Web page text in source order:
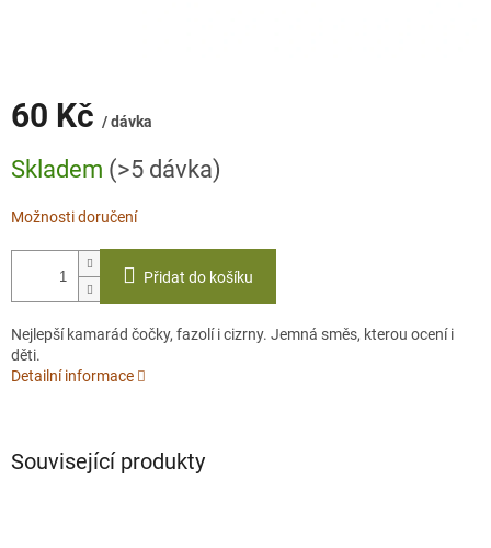
60 Kč / dávka
cena:
Skladem (>5 dávka)
Možnosti doručení
Přidat do košíku
Nejlepší kamarád čočky, fazolí i cizrny. Jemná směs, kterou ocení i
děti.
Detailní informace
Související produkty